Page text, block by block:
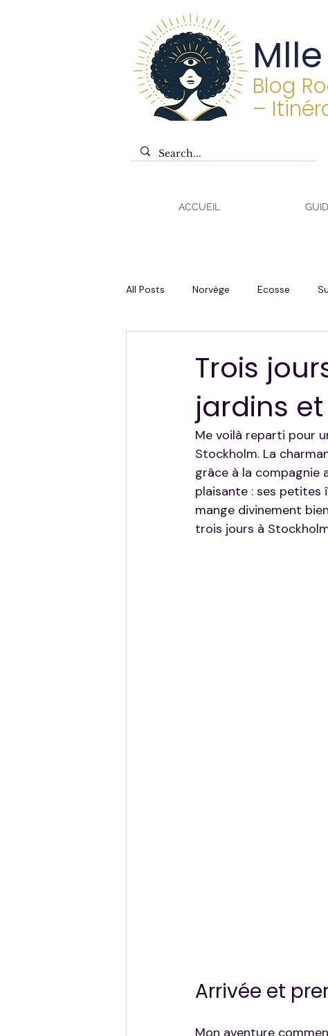
Blog
–
ACCUEIL
All Posts Norvège Ecosse
Trois
jardins
Me voilà reparti pour
Stockholm. La
grâce à la compagnie
plaisante : ses petites
mange divinement
trois jours à
Arrivée et